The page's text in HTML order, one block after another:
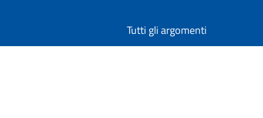
Tutti gli argomenti